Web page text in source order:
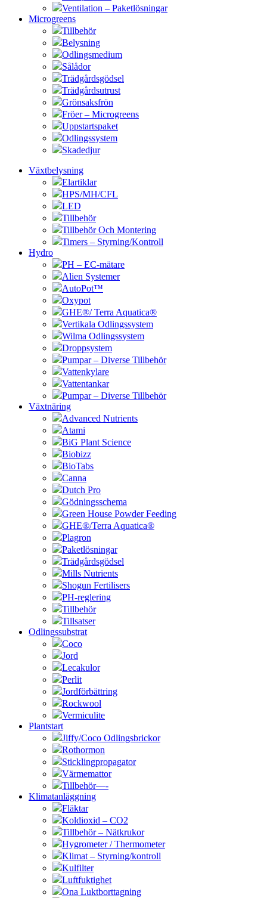
Ventilation – Paketlösningar
Microgreens
Tillbehör
Belysning
Odlingsmedium
Sålådor
Trädgårdsgödsel
Trädgårdsutrust
Grönsaksfrön
Fröer – Microgreens
Uppstartspaket
Odlingssystem
Skadedjur
Växtbelysning
Elartiklar
HPS/MH/CFL
LED
Tillbehör
Tillbehör Och Montering
Timers – Styrning/Kontroll
Hydro
PH – EC-mätare
Alien Systemer
AutoPot™
Oxypot
GHE®/ Terra Aquatica®
Vertikala Odlingssystem
Wilma Odlingssystem
Droppsystem
Pumpar – Diverse Tillbehör
Vattenkylare
Vattentankar
Pumpar – Diverse Tillbehör
Växtnäring
Advanced Nutrients
Atami
BiG Plant Science
Biobizz
BioTabs
Canna
Dutch Pro
Gödningsschema
Green House Powder Feeding
GHE®/Terra Aquatica®
Plagron
Paketlösningar
Trädgårdsgödsel
Mills Nutrients
Shogun Fertilisers
PH-reglering
Tillbehör
Tillsatser
Odlingssubstrat
Coco
Jord
Lecakulor
Perlit
Jordförbättring
Rockwool
Vermiculite
Plantstart
Jiffy/Coco Odlingsbrickor
Rothormon
Sticklingpropagator
Värmemattor
Tillbehör—-
Klimatanläggning
Fläktar
Koldioxid – CO2
Tillbehör – Nätkrukor
Hygrometer / Thermometer
Klimat – Styrning/kontroll
Kulfilter
Luftfuktighet
Ona Luktborttagning